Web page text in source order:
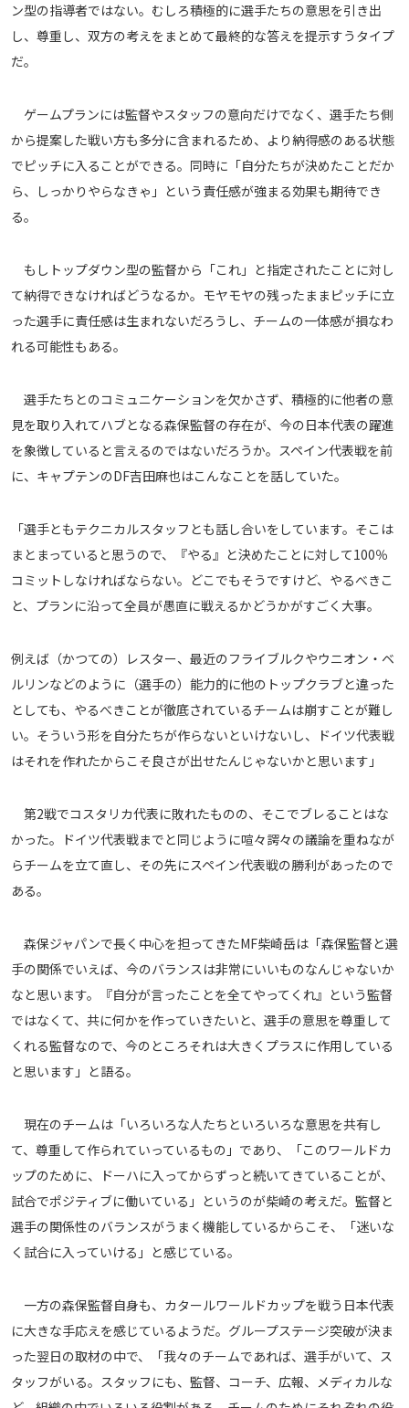
ン型の指導者ではない。むしろ積極的に選手たちの意思を引き出
し、尊重し、双方の考えをまとめて最終的な答えを提示すうタイプ
だ。
ゲームプランには監督やスタッフの意向だけでなく、選手たち側
から提案した戦い方も多分に含まれるため、より納得感のある状態
でピッチに入ることができる。同時に「自分たちが決めたことだか
ら、しっかりやらなきゃ」という責任感が強まる効果も期待でき
る。
もしトップダウン型の監督から「これ」と指定されたことに対し
て納得できなければどうなるか。モヤモヤの残ったままピッチに立
った選手に責任感は生まれないだろうし、チームの一体感が損なわ
れる可能性もある。
選手たちとのコミュニケーションを欠かさず、積極的に他者の意
見を取り入れてハブとなる森保監督の存在が、今の日本代表の躍進
を象徴していると言えるのではないだろうか。スペイン代表戦を前
に、キャプテンのDF吉田麻也はこんなことを話していた。
「選手ともテクニカルスタッフとも話し合いをしています。そこは
まとまっていると思うので、『やる』と決めたことに対して100％
コミットしなければならない。どこでもそうですけど、やるべきこ
と、プランに沿って全員が愚直に戦えるかどうかがすごく大事。
例えば（かつての）レスター、最近のフライブルクやウニオン・ベ
ルリンなどのように（選手の）能力的に他のトップクラブと違った
としても、やるべきことが徹底されているチームは崩すことが難し
い。そういう形を自分たちが作らないといけないし、ドイツ代表戦
はそれを作れたからこそ良さが出せたんじゃないかと思います」
第2戦でコスタリカ代表に敗れたものの、そこでブレることはな
かった。ドイツ代表戦までと同じように喧々諤々の議論を重ねなが
らチームを立て直し、その先にスペイン代表戦の勝利があったので
ある。
森保ジャパンで長く中心を担ってきたMF柴崎岳は「森保監督と選
手の関係でいえば、今のバランスは非常にいいものなんじゃないか
なと思います。『自分が言ったことを全てやってくれ』という監督
ではなくて、共に何かを作っていきたいと、選手の意思を尊重して
くれる監督なので、今のところそれは大きくプラスに作用している
と思います」と語る。
現在のチームは「いろいろな人たちといろいろな意思を共有し
て、尊重して作られていっているもの」であり、「このワールドカ
ップのために、ドーハに入ってからずっと続いてきていることが、
試合でポジティブに働いている」というのが柴崎の考えだ。監督と
選手の関係性のバランスがうまく機能しているからこそ、「迷いな
く試合に入っていける」と感じている。
一方の森保監督自身も、カタールワールドカップを戦う日本代表
に大きな手応えを感じているようだ。グループステージ突破が決ま
った翌日の取材の中で、「我々のチームであれば、選手がいて、ス
タッフがいる。スタッフにも、監督、コーチ、広報、メディカルな